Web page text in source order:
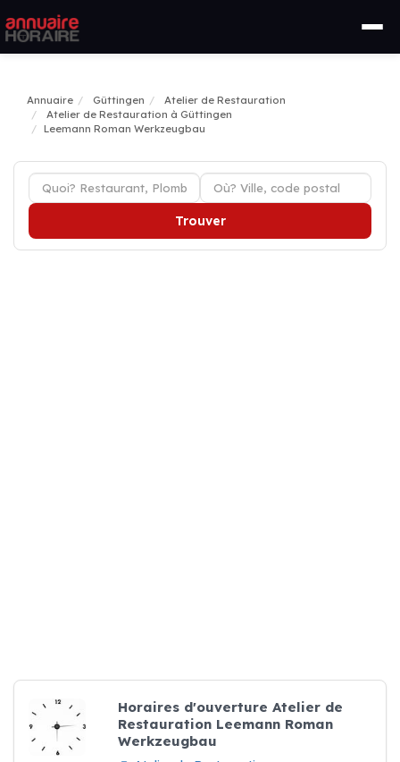
Annuaire Güttingen
Atelier de Restauration
Atelier de Restauration à Güttingen
Leemann Roman Werkzeugbau
Trouver
Horaires d'ouverture Atelier de
Restauration Leemann Roman
Werkzeugbau